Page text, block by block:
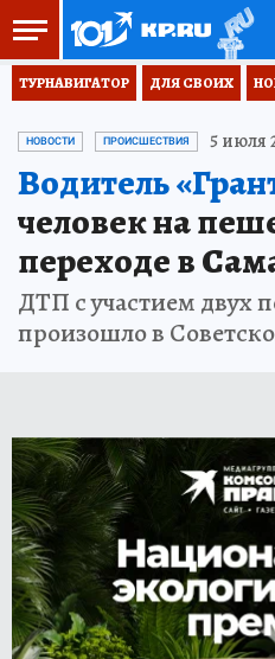
ТУРНАВИГАТОР ДЛЯ СВОИХ
НОВОСТИ ПРОИСШЕСТВИЯ 5 июля
Водитель
человек на
переходе в
ДТП с участием двух
произошло в